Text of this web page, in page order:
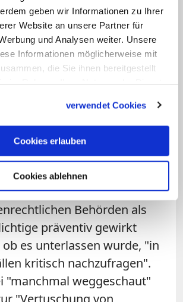
geben wir Informationen zu Ihrer
Website an unsere Partner für
und Analysen weiter. Unsere
Informationen möglicherweise mit
die Sie ihnen bereitgestellt
verwendet Cookies
Cookies erlauben
Cookies ablehnen
ermöglicht oder begünstigt
"klar aufgedeckt, wer
Zentralkonferenz, Renata
sieht auch die
in der Verantwortung. So
ob die
Behörden als
präventiv gewirkt
es unterlassen wurde, "in
kritisch nachzufragen".
"manchmal weggeschaut"
"Vertuschung von